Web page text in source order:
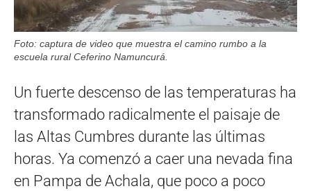
Foto: captura de video que muestra el camino rumbo a la
escuela rural Ceferino Namuncurá.
Un fuerte descenso de las temperaturas ha
transformado radicalmente el paisaje de
las Altas Cumbres durante las últimas
horas. Ya comenzó a caer una nevada fina
en Pampa de Achala, que poco a poco